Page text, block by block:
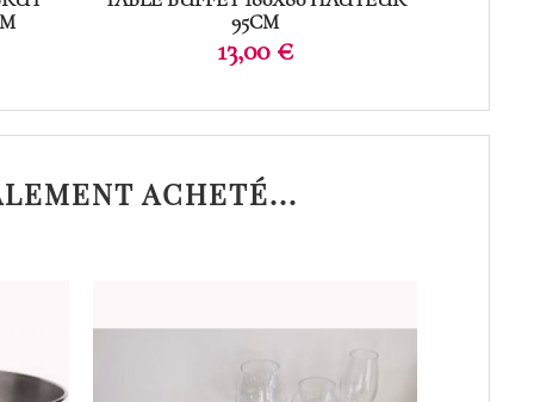
95CM
Prix
13,00 €
ACHETÉ...